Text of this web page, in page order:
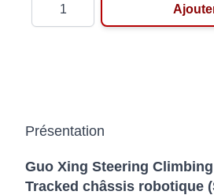
Présentation
Guo Xing Steering
Tracked châssis robotique